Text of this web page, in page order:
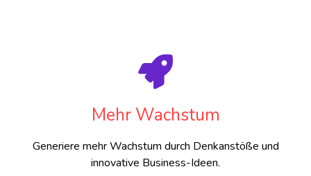
Mehr Wachstum
Generiere mehr Wachstum durch Denkanstöße und
innovative Business-Ideen.